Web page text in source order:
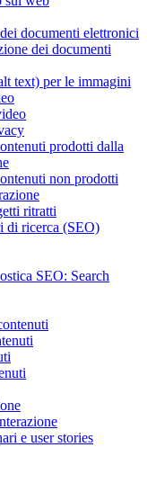
documenti elettronici
dei documenti
text) per le immagini
prodotti dalla
non prodotti
ritratti
di ricerca (SEO)
SEO: Search
e user stories